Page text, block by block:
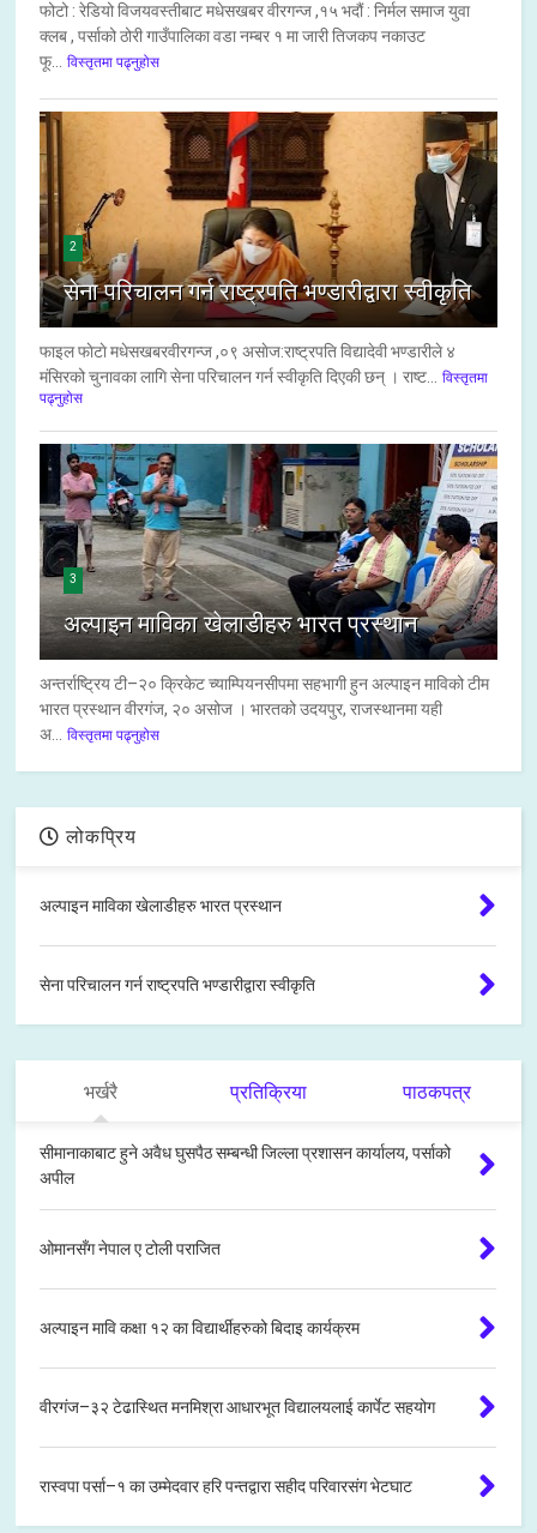
फोटो : रेडियो विजयवस्तीबाट मधेसखबर वीरगन्ज ,१५ भदौं : निर्मल समाज युवा
क्लब , पर्साको ठोरी गाउँपालिका वडा नम्बर १ मा जारी तिजकप नकाउट
फू... विस्तृतमा पढ्नुहोस
2
सेना परिचालन गर्न राष्ट्रपति भण्डारीद्वारा स्वीकृति
फाइल फाेटाे मधेसखबरवीरगन्ज ,०९ असाेज:राष्ट्रपति विद्यादेवी भण्डारीले ४
मंसिरको चुनावका लागि सेना परिचालन गर्न स्वीकृति दिएकी छन् । राष्ट... विस्तृतमा
पढ्नुहोस
3
अल्पाइन माविका खेलाडीहरु भारत प्रस्थान
अन्तर्राष्ट्रिय टी–२० क्रिकेट च्याम्पियनसीपमा सहभागी हुन अल्पाइन माविको टीम
भारत प्रस्थान वीरगंज, २० असोज । भारतको उदयपुर, राजस्थानमा यही
अ... विस्तृतमा पढ्नुहोस
लोकप्रिय
अल्पाइन माविका खेलाडीहरु भारत प्रस्थान
सेना परिचालन गर्न राष्ट्रपति भण्डारीद्वारा स्वीकृति
भर्खरै प्रतिक्रिया पाठकपत्र
सीमानाकाबाट हुने अवैध घुसपैठ सम्बन्धी जिल्ला प्रशासन कार्यालय, पर्साको
अपील
ओमानसँग नेपाल ए टोली पराजित
अल्पाइन मावि कक्षा १२ का विद्यार्थीहरुको बिदाइ कार्यक्रम
वीरगंज–३२ टेढास्थित मनमिश्रा आधारभूत विद्यालयलाई कार्पेट सहयोग
रास्वपा पर्सा–१ का उम्मेदवार हरि पन्तद्वारा सहीद परिवारसंग भेटघाट